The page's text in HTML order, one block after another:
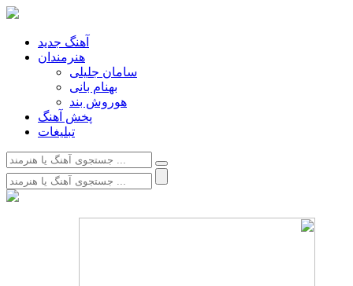
آهنگ جدید
هنرمندان
سامان جلیلی
بهنام بانی
هوروش بند
پخش آهنگ
تبلیغات